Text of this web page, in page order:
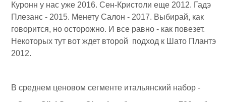
Куронн у нас уже 2016. Сен-Кристоли еще 2012. Гадэ
Плезанс - 2015. Менету Салон - 2017. Выбирай, как
говорится, но осторожно. И все равно - как повезет.
Некоторых тут вот ждет второй подход к Шато Плантэ
2012.
В среднем ценовом сегменте итальянский набор -